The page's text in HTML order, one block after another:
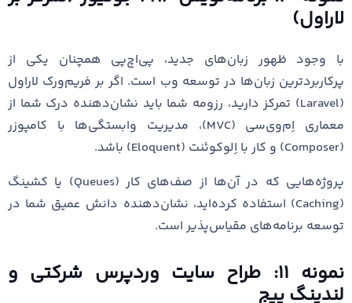
لاراول)
با وجود ظهور زبان‌های جدید، پی‌اچ‌پی همچنان یکی از
پرکاربردترین زبان‌ها در توسعه وب است. اگر بر فریم‌ورک لاراول
(Laravel) تمرکز دارید، رزومه شما باید نشان‌دهنده درک شما از
معماری اِم‌وی‌سی (MVC)، مدیریت وابستگی‌ها با کامپوزر
(Composer) و کار با اِلوکوئنت (Eloquent) باشد.
پروژه‌هایی که در آن‌ها از صف‌های کار (Queues) یا کشینگ
(Caching) استفاده کرده‌اید، نشان‌دهنده دانش عمیق شما در
توسعه برنامه‌های مقیاس‌پذیر است.
نمونه ۱۱: طراح سایت وردپرس شرکتی و
لندینگ پیج